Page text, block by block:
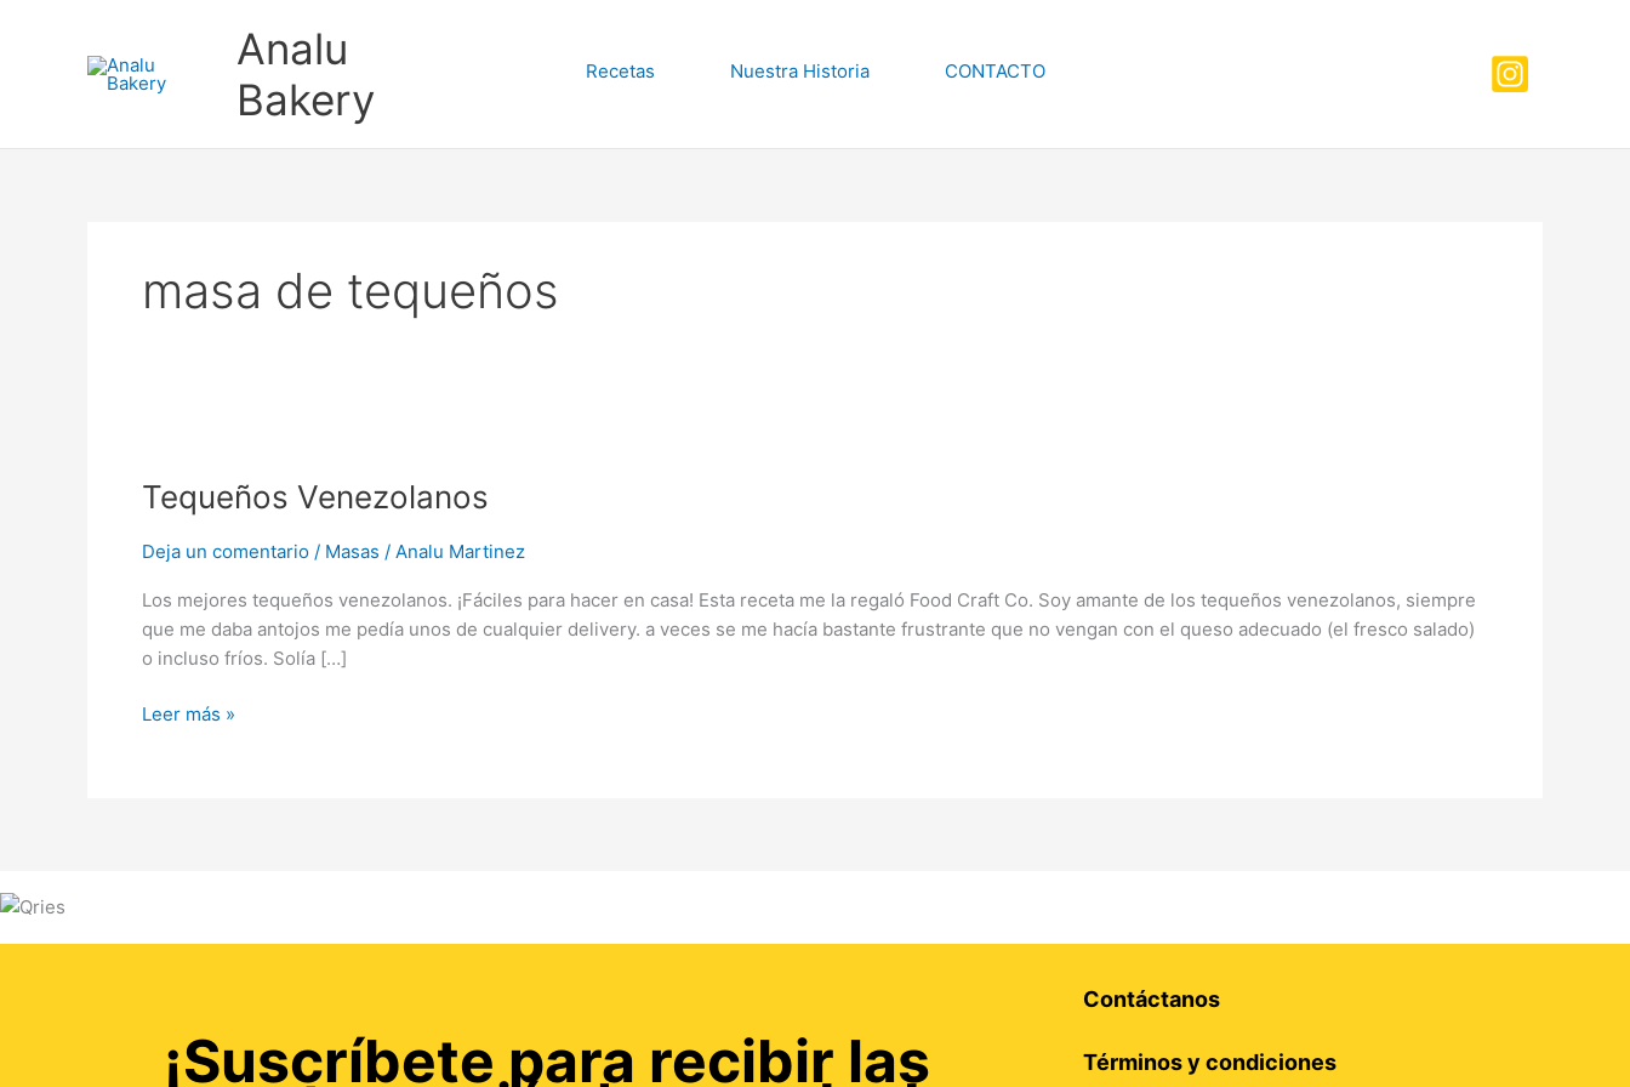
Analu
Bakery
Recetas Nuestra Historia CONTACTO
masa de tequeños
Tequeños Venezolanos
Deja un comentario / Masas / Analu Martinez
Los mejores tequeños venezolanos. ¡Fáciles para hacer en casa! Esta receta me la regaló Food Craft Co. Soy amante de los tequeños venezolanos, siempre
que me daba antojos me pedía unos de cualquier delivery. a veces se me hacía bastante frustrante que no vengan con el queso adecuado (el fresco salado)
o incluso fríos. Solía […]
Leer más »
¡Suscríbete para recibir las
Contáctanos
Términos y condiciones